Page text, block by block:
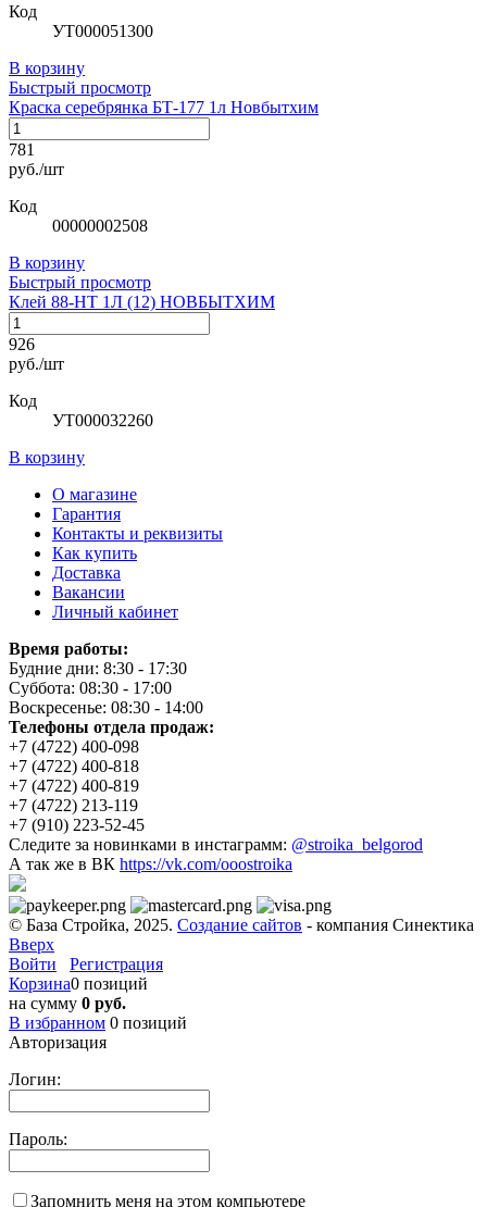
Код
УТ000051300
В корзину
Быстрый просмотр
Краска серебрянка БТ-177 1л Новбытхим
781
руб./шт
Код
00000002508
В корзину
Быстрый просмотр
Клей 88-НТ 1Л (12) НОВБЫТХИМ
926
руб./шт
Код
УТ000032260
В корзину
О магазине
Гарантия
Контакты и реквизиты
Как купить
Доставка
Вакансии
Личный кабинет
Время работы:
Будние дни: 8:30 - 17:30
Суббота: 08:30 - 17:00
Воскресенье: 08:30 - 14:00
Телефоны отдела продаж:
+7 (4722) 400-098
+7 (4722) 400-818
+7 (4722) 400-819
+7 (4722) 213-119
+7 (910) 223-52-45
Следите за новинками в инстаграмм: @stroika_belgorod
А так же в ВК https://vk.com/ooostroika
© База Стройка, 2025. Создание сайтов - компания Синектика
Вверх
Войти
Регистрация
Корзина0 позиций
на сумму 0 руб.
В избранном 0 позиций
Авторизация
Логин:
Пароль:
Запомнить меня на этом компьютере